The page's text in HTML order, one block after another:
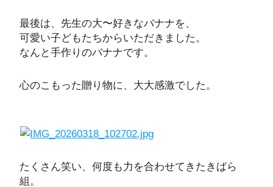
最後は、先生の大〜好きなバナナを、
可愛い子どもたちからいただきました。
なんと手作りのバナナです。
心のこもった贈り物に、大大感激でした。
たくさん笑い、何度も力を合わせてきたきばら
組。